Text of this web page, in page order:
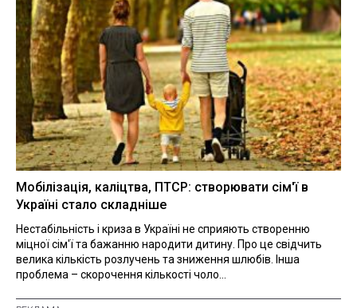
Мобілізація, каліцтва, ПТСР: створювати сім'ї в
Україні стало складніше
Нестабільність і криза в Україні не сприяють створенню
міцної сім'ї та бажанню народити дитину. Про це свідчить
велика кількість розлучень та зниження шлюбів. Інша
проблема – скорочення кількості чоло...